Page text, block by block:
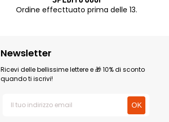
Ordine effecttuato prima delle 13.
Newsletter
Ricevi delle bellissime lettere e 🎁 10% di sconto
quando ti iscrivi!